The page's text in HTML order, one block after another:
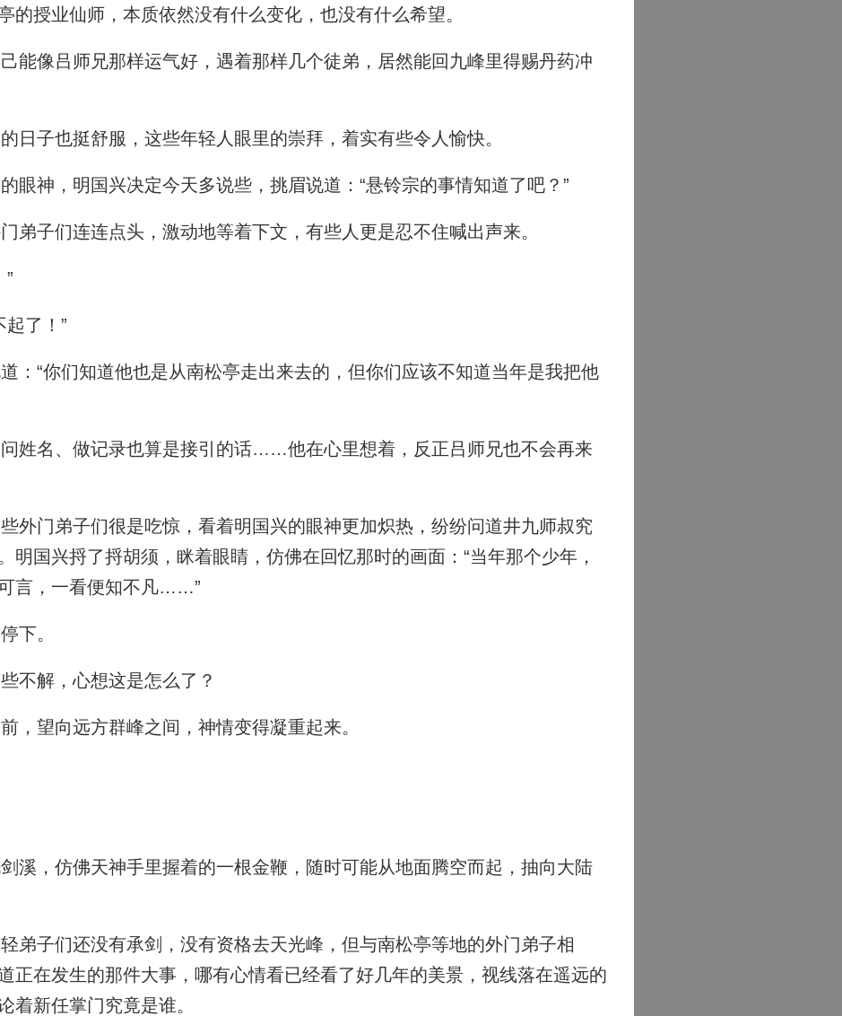
的授业仙师，本质依然没有什么变化，也没有什么希望。
能像吕师兄那样运气好，遇着那样几个徒弟，居然能回九峰里得赐丹药冲
日子也挺舒服，这些年轻人眼里的崇拜，着实有些令人愉快。
眼神，明国兴决定今天多说些，挑眉说道：“悬铃宗的事情知道了吧？”
弟子们连连点头，激动地等着下文，有些人更是忍不住喊出声来。
了！”
：“你们知道他也是从南松亭走出来去的，但你们应该不知道当年是我把他
姓名、做记录也算是接引的话……他在心里想着，反正吕师兄也不会再来
外门弟子们很是吃惊，看着明国兴的眼神更加炽热，纷纷问道井九师叔究
明国兴捋了捋胡须，眯着眼睛，仿佛在回忆那时的画面：“当年那个少年，
言，一看便知不凡……”
下。
不解，心想这是怎么了？
，望向远方群峰之间，神情变得凝重起来。
溪，仿佛天神手里握着的一根金鞭，随时可能从地面腾空而起，抽向大陆
弟子们还没有承剑，没有资格去天光峰，但与南松亭等地的外门弟子相
正在发生的那件大事，哪有心情看已经看了好几年的美景，视线落在遥远的
着新任掌门究竟是谁。